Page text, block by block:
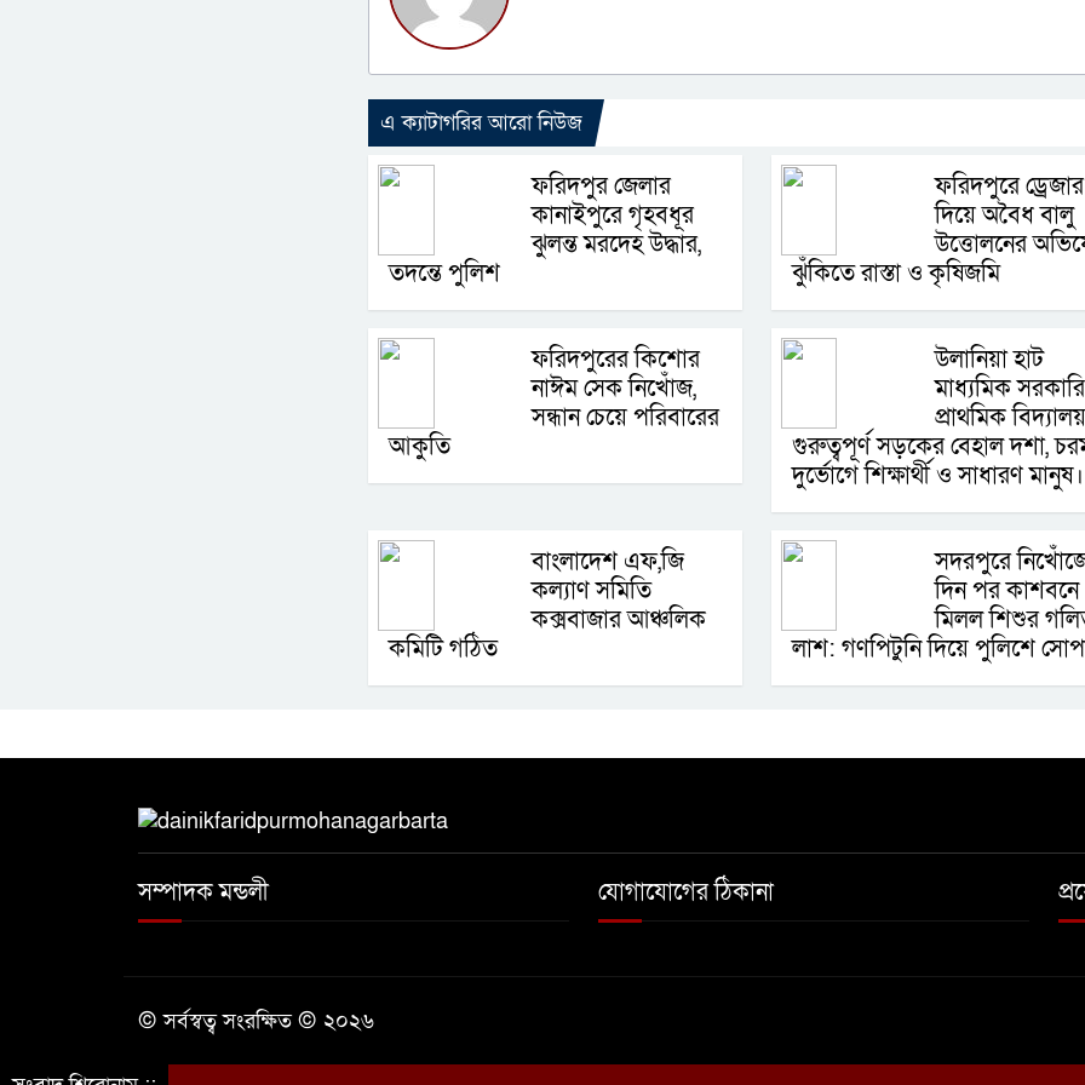
এ ক্যাটাগরির আরো নিউজ
ফরিদপুর জেলার
কানাইপুরে গৃহবধূর
ঝুলন্ত মরদেহ উদ্ধার,
তদন্তে পুলিশ
ফরিদপুরে ড্রেজার
দিয়ে অবৈধ বালু
উত্তোলনের
ঝুঁকিতে রাস্তা ও কৃষিজমি
ফরিদপুরের কিশোর
নাঈম সেক নিখোঁজ,
সন্ধান চেয়ে পরিবারের
আকুতি
উলানিয়া হাট
মাধ্যমিক সরকারি
প্রাথমিক
গুরুত্বপূর্ণ সড়কের বেহাল দশা,
দুর্ভোগে শিক্ষার্থী ও সাধারণ মানুষ।
বাংলাদেশ এফ,জি
কল্যাণ সমিতি
কক্সবাজার আঞ্চলিক
কমিটি গঠিত
সদরপুরে
দিন পর কাশবনে
মিলল শিশুর
লাশ: গণপিটুনি দিয়ে পুলিশে
সম্পাদক মন্ডলী যোগাযোগের ঠিকানা
© সর্বস্বত্ব সংরক্ষিত © ২০২৬